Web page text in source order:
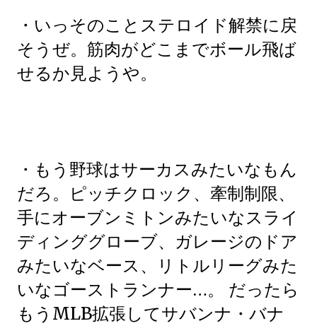
・いっそのことステロイド解禁に戻
そうぜ。筋肉がどこまでボール飛ば
せるか見ようや。
・もう野球はサーカスみたいなもん
だろ。ピッチクロック、牽制制限、
手にオーブンミトンみたいなスライ
ディンググローブ、ガレージのドア
みたいなベース、リトルリーグみた
いなゴーストランナー…。 だったら
もうMLB拡張してサバンナ・バナ